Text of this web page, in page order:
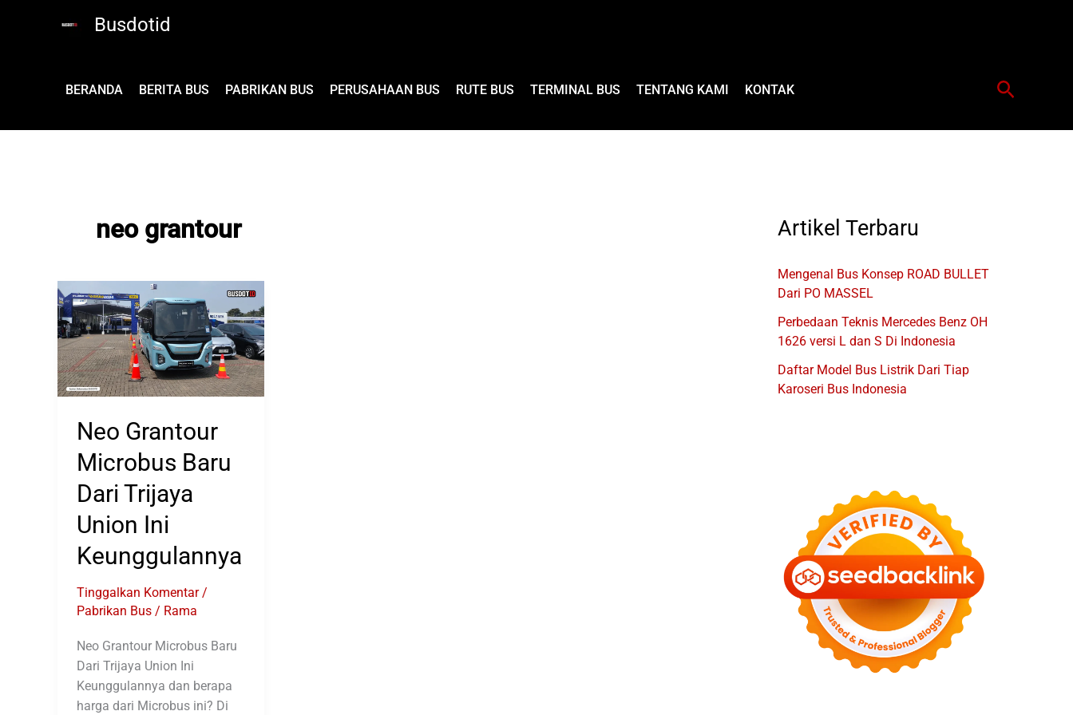
Busdotid
BERANDA BERITA BUS PABRIKAN BUS PERUSAHAAN BUS RUTE BUS TERMINAL BUS TENTANG KAMI KONTAK Cari
neo grantour
Neo Grantour
Microbus Baru
Dari Trijaya
Union Ini
Keunggulannya
Tinggalkan Komentar /
Pabrikan Bus / Rama
Neo Grantour Microbus Baru
Dari Trijaya Union Ini
Keunggulannya dan berapa
harga dari Microbus ini? Di
Artikel Terbaru
Mengenal Bus Konsep ROAD BULLET
Dari PO MASSEL
Perbedaan Teknis Mercedes Benz OH
1626 versi L dan S Di Indonesia
Daftar Model Bus Listrik Dari Tiap
Karoseri Bus Indonesia